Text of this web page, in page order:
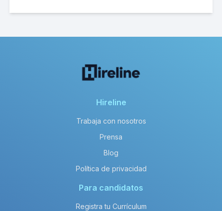
Hireline
Trabaja con nosotros
Prensa
Blog
Política de privacidad
Para candidatos
Registra tu Currículum